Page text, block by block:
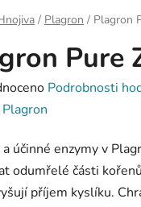
/ Plagron / Plagron
Pure
Podrobnosti
Plagron
účinné enzymy v
odumřelé části
příjem kyslíku.